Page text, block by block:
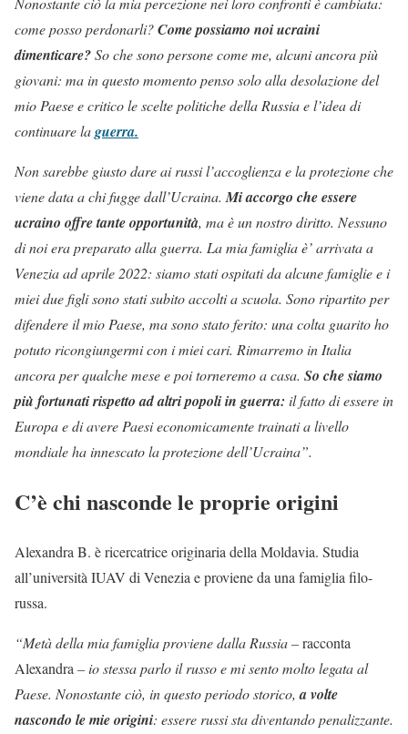
come posso perdonarli?Come possiamo noi ucraini
dimenticare?So che sono persone come me, alcuni ancora più
giovani: ma in questo momento penso solo alla desolazione del
mio Paese e critico le scelte politiche della Russia e l’idea di
continuare laguerra.
Non sarebbe giusto dare ai russi l’accoglienza e la protezione che
viene data a chi fugge dall’Ucraina. Mi accorgo che essere
ucraino offre tante opportunità, ma è un nostro diritto. Nessuno
di noi era preparato alla guerra. La mia famiglia è’ arrivata a
Venezia ad aprile 2022: siamo stati ospitati da alcune famiglie e i
miei due figli sono stati subito accolti a scuola. Sono ripartito per
difendere il mio Paese, ma sono stato ferito: una colta guarito ho
potuto ricongiungermi con i miei cari. Rimarremo in Italia
ancora per qualche mese e poi torneremo a casa. So che siamo
più fortunati rispetto ad altri popoli in guerra: il fatto di essere in
Europa e di avere Paesi economicamente trainati a livello
mondiale ha innescato la protezione dell’Ucraina”.
C’è chi nasconde le proprie origini
Alexandra B. è ricercatrice originaria della Moldavia. Studia
all’università IUAV di Venezia e proviene da una famiglia filo-
russa.
“Metà della mia famiglia proviene dalla Russia –racconta
Alexandra – io stessa parlo il russo e mi sento molto legata al
Paese. Nonostante ciò, in questo periodo storico,a volte
nascondo le mie origini: essere russi sta diventando penalizzante.